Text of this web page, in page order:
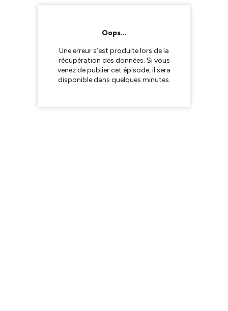
Oops…
Une erreur s’est produite lors de la
récupération des données. Si vous
venez de publier cet épisode, il sera
disponible dans quelques minutes.